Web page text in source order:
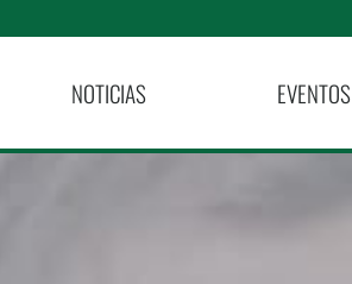
NOTICIAS EVENTOS